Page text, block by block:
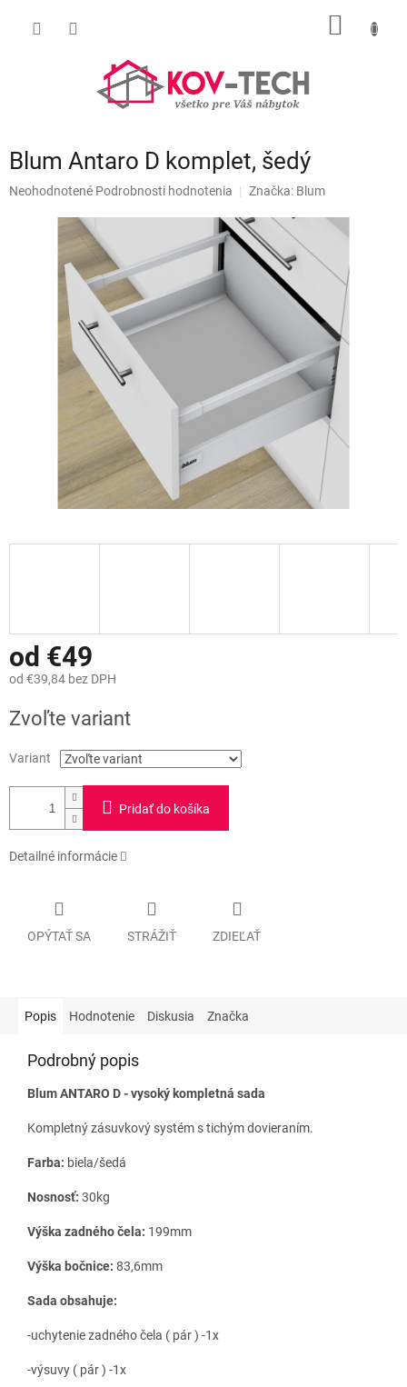
Blum Antaro D komplet, šedý
Priemerné
produktu
hviezdičiek.
Neohodnotené Podrobnosti hodnotenia Značka: Blum
od €49
od €39,84 bez DPH
cena:
Zvoľte variant
Variant
Pridať do košíka
Detailné informácie
OPÝTAŤ SA STRÁŽIŤ ZDIEĽAŤ
Popis Hodnotenie Diskusia Značka
Podrobný popis
Blum ANTARO D - vysoký kompletná sada
Kompletný zásuvkový systém s tichým dovieraním.
Farba: biela/šedá
Nosnosť: 30kg
Výška zadného čela: 199mm
Výška bočnice: 83,6mm
Sada obsahuje:
-uchytenie zadného čela ( pár ) -1x
-výsuvy ( pár ) -1x